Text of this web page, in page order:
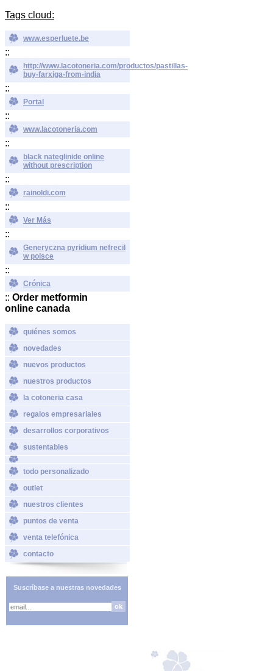
Tags cloud:
www.esperluete.be
::
http://www.lacotoneria.com/productos/pastillas-
buy-farxiga-from-india
::
Portal
::
www.lacotoneria.com
::
black nateglinide online
without prescription
::
rainoldi.com
::
Ver Más
::
Generyczna pyridium nefrecil
w polsce
::
Crónica
:: Order metformin
online canada
quiénes somos
novedades
nuevos productos
nuestros productos
la cotoneria casa
regalos empresariales
desarrollos corporativos
sustentables
todo personalizado
outlet
nuestros clientes
puntos de venta
venta telefónica
contacto
Suscríbase a nuestras novedades